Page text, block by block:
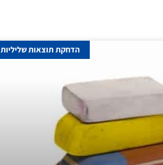
הדחקת תוצאות שליליות